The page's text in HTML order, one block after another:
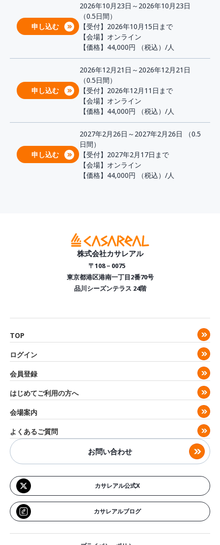
申し込む
2026年10月23日～2026年10月23日
（0.5日間）
【受付】2026年10月15日まで
【会場】オンライン
【価格】44,000円
（税込）/人
申し込む
2026年12月21日～2026年12月21日
（0.5日間）
【受付】2026年12月11日まで
【会場】オンライン
【価格】44,000円
（税込）/人
申し込む
2027年2月26日～2027年2月26日 （0.5
日間）
【受付】2027年2月17日まで
【会場】オンライン
【価格】44,000円
（税込）/人
株式会社カサレアル
〒108－0075
東京都港区港南一丁目2番70号
品川シーズンテラス 24階
TOP
ログイン
会員登録
はじめてご利用の方へ
会場案内
よくあるご質問
お問い合わせ
カサレアル公式X
カサレアルブログ